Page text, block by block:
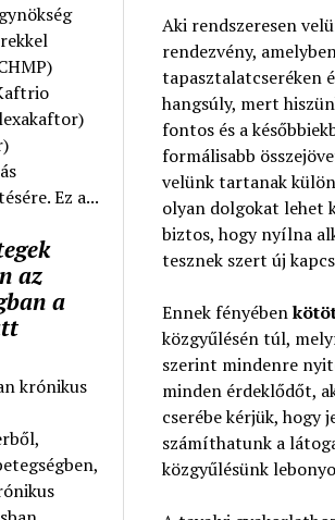
Ez a...
az
a
krónikus
Aki rendszeresen
rendezvény,
tapasztalatcseréken
hangsúly, mert
fontos és a
formálisabb
velünk tartanak
olyan dolgokat lehet
biztos, hogy nyílna
tesznek szert új
Ennek fényében
közgyűlésén túl,
szerint mindenre
minden érdeklődőt,
cserébe kérjük, hogy
számíthatunk a
közgyűlésünk